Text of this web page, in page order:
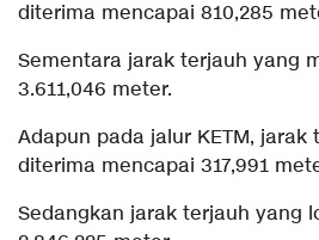
diterima mencapai 810,285
Sementara jarak terjauh yang
3.611,046 meter.
Adapun pada jalur KETM, jarak
diterima mencapai 317,991
Sedangkan jarak terjauh yang